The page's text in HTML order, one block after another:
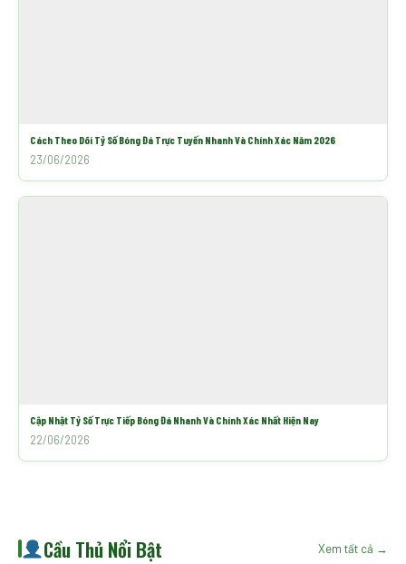
Cách Theo Dõi Tỷ Số Bóng Đá Trực Tuyến Nhanh Và Chính Xác Năm 2026
23/06/2026
Cập Nhật Tỷ Số Trực Tiếp Bóng Đá Nhanh Và Chính Xác Nhất Hiện Nay
22/06/2026
Cầu Thủ Nổi Bật Xem tất cả →